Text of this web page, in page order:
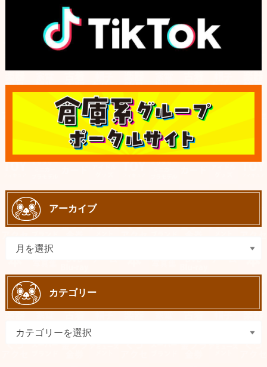
アーカイブ
カテゴリー